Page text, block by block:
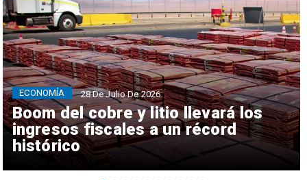
Boom del cobre y litio llevará los
ingresos fiscales a un récord
histórico
ECONOMÍA 28 De Julio De 2026